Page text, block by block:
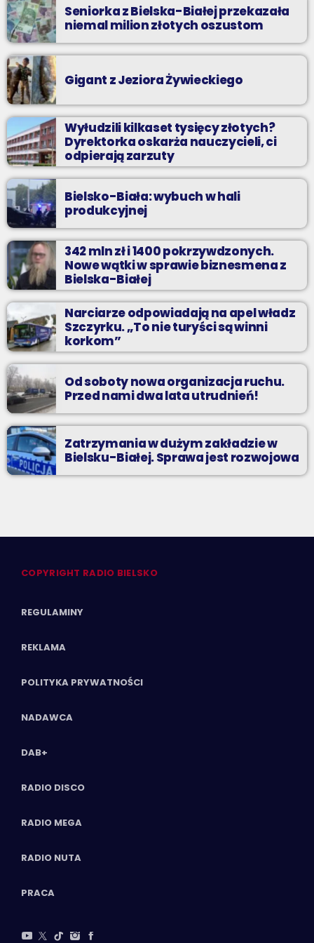
Seniorka z Bielska-Białej przekazała
niemal milion złotych oszustom
Gigant z Jeziora Żywieckiego
Wyłudzili kilkaset tysięcy złotych?
Dyrektorka oskarża nauczycieli, ci
odpierają zarzuty
Bielsko-Biała: wybuch w hali
produkcyjnej
342 mln zł i 1400 pokrzywdzonych.
Nowe wątki w sprawie biznesmena z
Bielska-Białej
Narciarze odpowiadają na apel władz
Szczyrku. „To nie turyści są winni
korkom”
Od soboty nowa organizacja ruchu.
Przed nami dwa lata utrudnień!
Zatrzymania w dużym zakładzie w
Bielsku-Białej. Sprawa jest rozwojowa
COPYRIGHT RADIO BIELSKO
REGULAMINY
REKLAMA
POLITYKA PRYWATNOŚCI
NADAWCA
DAB+
RADIO DISCO
RADIO MEGA
RADIO NUTA
PRACA